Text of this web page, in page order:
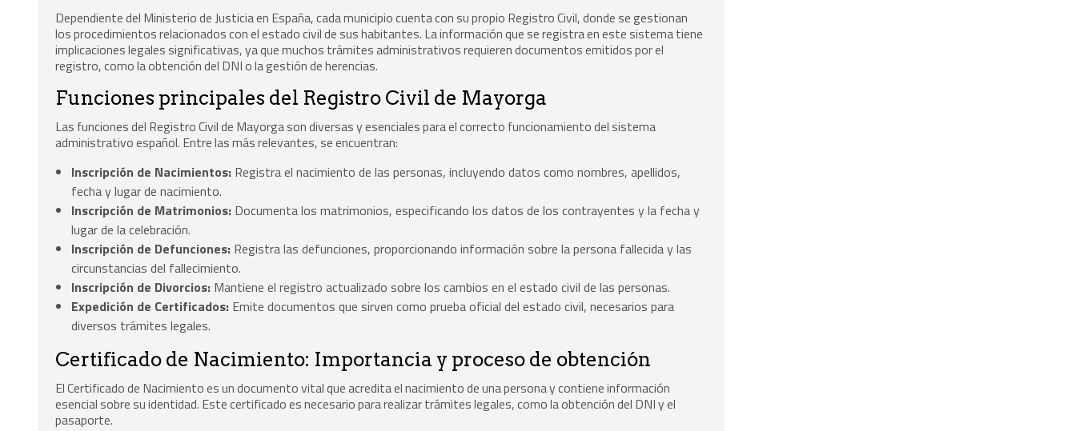
Dependiente del Ministerio de Justicia en España, cada municipio cuenta con su propio Registro Civil, donde se gestionan
los procedimientos relacionados con el estado civil de sus habitantes. La información que se registra en este sistema tiene
implicaciones legales significativas, ya que muchos trámites administrativos requieren documentos emitidos por el
registro, como la obtención del DNI o la gestión de herencias.
Funciones principales del Registro Civil de Mayorga
Las funciones del Registro Civil de Mayorga son diversas y esenciales para el correcto funcionamiento del sistema
administrativo español. Entre las más relevantes, se encuentran:
Inscripción de Nacimientos: Registra el nacimiento de las personas, incluyendo datos como nombres, apellidos,
fecha y lugar de nacimiento.
Inscripción de Matrimonios: Documenta los matrimonios, especificando los datos de los contrayentes y la fecha y
lugar de la celebración.
Inscripción de Defunciones: Registra las defunciones, proporcionando información sobre la persona fallecida y las
circunstancias del fallecimiento.
Inscripción de Divorcios: Mantiene el registro actualizado sobre los cambios en el estado civil de las personas.
Expedición de Certificados: Emite documentos que sirven como prueba oficial del estado civil, necesarios para
diversos trámites legales.
Certificado de Nacimiento: Importancia y proceso de obtención
El Certificado de Nacimiento es un documento vital que acredita el nacimiento de una persona y contiene información
esencial sobre su identidad. Este certificado es necesario para realizar trámites legales, como la obtención del DNI y el
pasaporte.